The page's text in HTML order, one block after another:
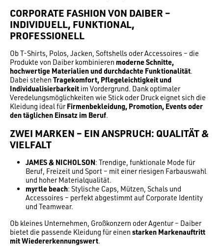
CORPORATE FASHION VON DAIBER –
INDIVIDUELL, FUNKTIONAL,
PROFESSIONELL
Ob T-Shirts, Polos, Jacken, Softshells oder Accessoires – die
Produkte von Daiber kombinieren moderne Schnitte,
hochwertige Materialien und durchdachte Funktionalität.
Dabei stehen Tragekomfort, Pflegeleichtigkeit und
Individualisierbarkeit im Vordergrund. Dank optimaler
Veredelungsmöglichkeiten wie Stick oder Druck eignet sich die
Kleidung ideal fürFirmenbekleidung, Promotion, Events oder
den täglichen Einsatz im Beruf.
ZWEI MARKEN – EIN ANSPRUCH: QUALITÄT &
VIELFALT
JAMES & NICHOLSON: Trendige, funktionale Mode für
Beruf, Freizeit und Sport – mit einer riesigen Farbauswahl
und hoher Materialqualität.
myrtle beach: Stylische Caps, Mützen, Schals und
Accessoires – perfekt abgestimmt auf Corporate Identity
und Teamwear.
Ob kleines Unternehmen, Großkonzern oder Agentur – Daiber
bietet die passende Kleidung für einen starken Markenauftritt
mit Wiedererkennungswert.